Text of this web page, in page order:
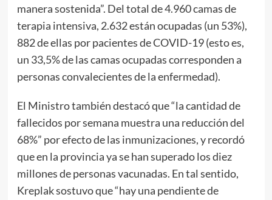
manera sostenida”. Del total de 4.960 camas de
terapia intensiva, 2.632 están ocupadas (un 53%),
882 de ellas por pacientes de COVID-19 (esto es,
un 33,5% de las camas ocupadas corresponden a
personas convalecientes de la enfermedad).
El Ministro también destacó que “la cantidad de
fallecidos por semana muestra una reducción del
68%” por efecto de las inmunizaciones, y recordó
que en la provincia ya se han superado los diez
millones de personas vacunadas. En tal sentido,
Kreplak sostuvo que “hay una pendiente de